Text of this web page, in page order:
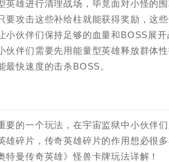
英雄进行清理战场，毕竟面对小怪的
要攻击这些补给柱就能获得奖励，这
小伙伴们保持足够的血量和BOSS展
伙伴们需要先用能量型英雄释放群体
最快速度的击杀BOSS。
要的一个玩法，在宇宙监狱中小伙伴
雄碎片，传奇英雄碎片的作用想必很
曼传奇英雄》怪兽卡牌玩法详解！